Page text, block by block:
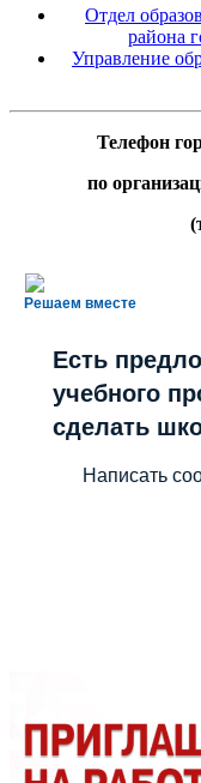
Отдел
района
Управление
Телефон
по
Решаем вместе
Есть
учебного
сделать
Написать